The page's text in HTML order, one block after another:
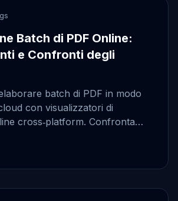
Batch di PDF Online:
e Confronti degli
batch di PDF in modo
con visualizzatori di
cross‑platform. Confronta
la migliore soluzione senza